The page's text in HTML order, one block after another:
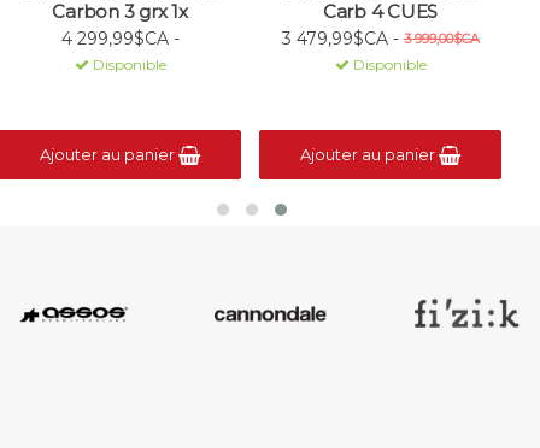
Carbon 3 grx 1x
4 299,99$CA -
Disponible
Ajouter au panier
Carb 4 CUES
3 479,99$CA - 3 999,00$CA
Disponible
Ajouter au panier